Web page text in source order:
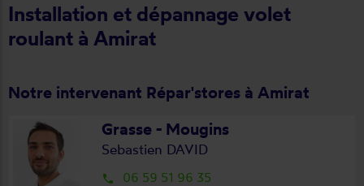
Installation et dépannage volet
roulant à Amirat
Notre intervenant Répar'stores à Amirat
Grasse - Mougins
Sebastien DAVID
local_phone 06 59 51 96 35